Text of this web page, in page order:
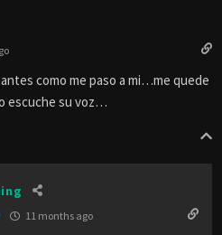
como me paso a mi…me quede
escuche su voz…
11 months ago